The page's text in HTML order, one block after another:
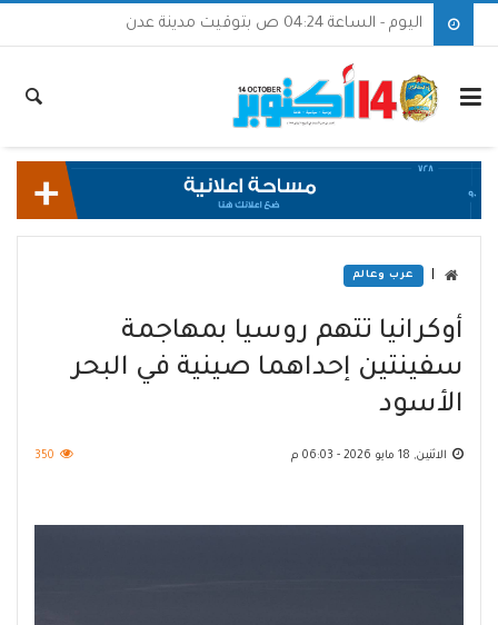
اليوم - الساعة 04:24 ص بتوقيت مدينة عدن
عرب وعالم
أوكرانيا تتهم روسيا بمهاجمة
سفينتين إحداهما صينية في البحر
الأسود
الاثنين, 18 مايو 2026 - 06:03 م 350